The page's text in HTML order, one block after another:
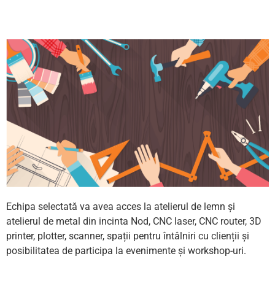
Echipa selectată va avea acces la atelierul de lemn și
atelierul de metal din incinta Nod, CNC laser, CNC router, 3D
printer, plotter, scanner, spații pentru întâlniri cu clienții și
posibilitatea de participa la evenimente și workshop-uri.